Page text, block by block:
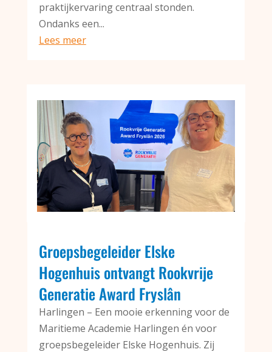
praktijkervaring centraal stonden.
Ondanks een...
Lees meer
Groepsbegeleider Elske
Hogenhuis ontvangt Rookvrije
Generatie Award Fryslân
Harlingen – Een mooie erkenning voor de
Maritieme Academie Harlingen én voor
groepsbegeleider Elske Hogenhuis. Zij